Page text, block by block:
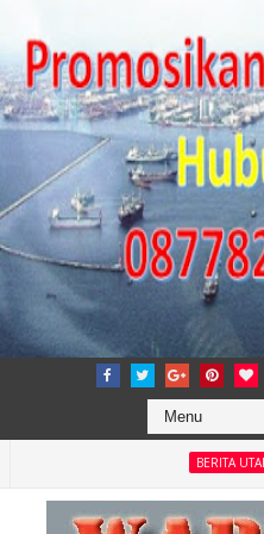
BERITA UTAMA